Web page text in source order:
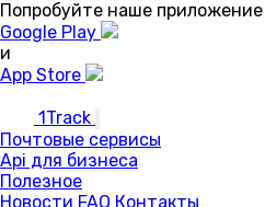
Попробуйте наше приложение
Google Play
и
App Store
1Track
Почтовые сервисы
Api для бизнеса
Полезное
Новости FAQ Контакты